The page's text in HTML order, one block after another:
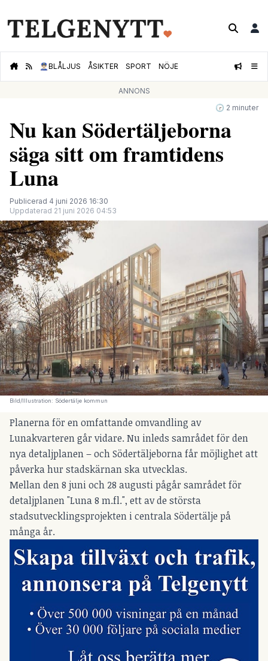
👮🏻‍♂️BLÅLJUS ÅSIKTER SPORT NÖJE
ANNONS
🕝 2 minuter
Nu kan Södertäljeborna
säga sitt om framtidens
Luna
Publicerad 4 juni 2026 16:30
Uppdaterad 21 juni 2026 04:53
Bild/Illustration: Södertälje kommun
Planerna för en omfattande omvandling av
Lunakvarteren går vidare. Nu inleds samrådet för den
nya detaljplanen – och Södertäljeborna får möjlighet att
påverka hur stadskärnan ska utvecklas.
Mellan den 8 juni och 28 augusti pågår samrådet för
detaljplanen "Luna 8 m.fl.", ett av de största
stadsutvecklingsprojekten i centrala Södertälje på
många år.